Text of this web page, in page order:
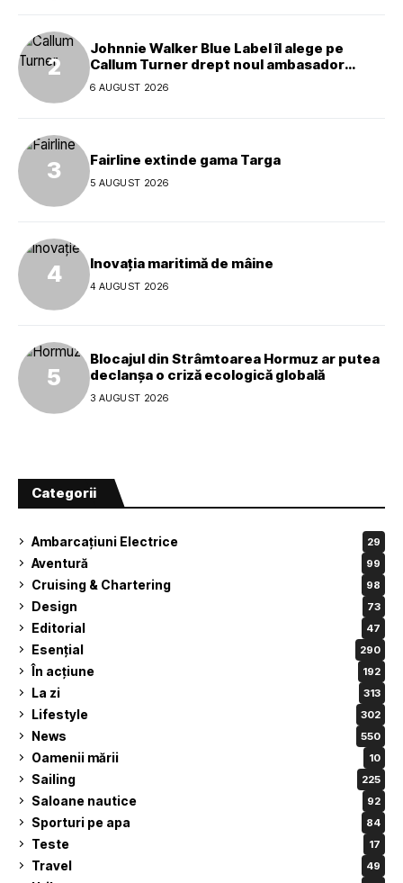
Johnnie Walker Blue Label îl alege pe
Callum Turner drept noul ambasador
global al mărcii
6 AUGUST 2026
Fairline extinde gama Targa
5 AUGUST 2026
Inovația maritimă de mâine
4 AUGUST 2026
Blocajul din Strâmtoarea Hormuz ar putea
declanșa o criză ecologică globală
3 AUGUST 2026
Categorii
Ambarcațiuni Electrice 29
Aventură 99
Cruising & Chartering 98
Design 73
Editorial 47
Esențial 290
În acțiune 192
La zi 313
Lifestyle 302
News 550
Oamenii mării 10
Sailing 225
Saloane nautice 92
Sporturi pe apa 84
Teste 17
Travel 49